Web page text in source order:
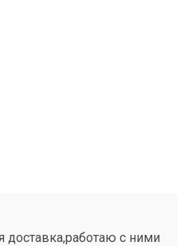
доставка,работаю с ними